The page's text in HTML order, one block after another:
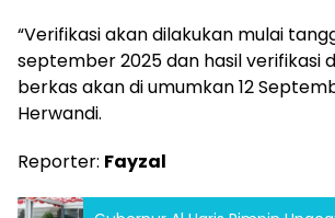
“Verifikasi akan dilakukan mulai
september 2025 dan hasil verifikasi
berkas akan di umumkan 12
Herwandi.
Reporter: Fayzal